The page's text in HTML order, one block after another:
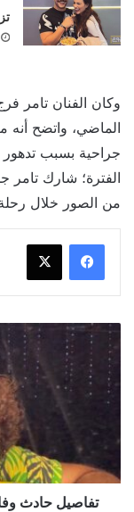
وكان الفنان تامر
الماضي، واتضح أنه
جراحية بسبب
الفترة؛ شارك تامر
من الصور خلال رحلة
تفاصيل
حادث
وفاة
نجل
المطرب
إسماعيل
تفاصيل حادث